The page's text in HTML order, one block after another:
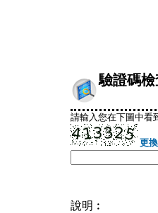
驗證碼檢
請輸入您在下圖中看
更
說明︰